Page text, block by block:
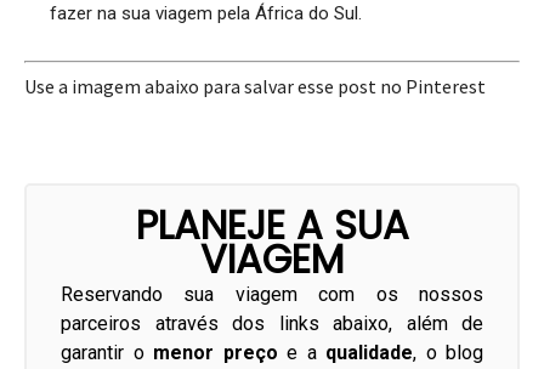
fazer na sua viagem pela África do Sul.
Use a imagem abaixo para salvar esse post no Pinterest
PLANEJE A SUA
VIAGEM
Reservando sua viagem com os nossos
parceiros através dos links abaixo, além de
garantir o menor preço e a qualidade, o blog